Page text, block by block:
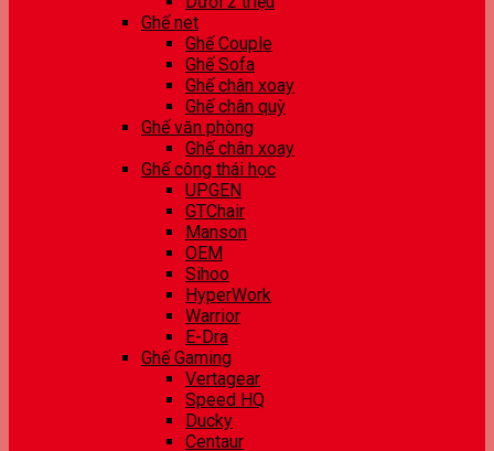
Ghế net
Ghế Couple
Ghế Sofa
Ghế chân xoay
Ghế chân quỳ
Ghế văn phòng
Ghế chân xoay
Ghế công thái học
UPGEN
GTChair
Manson
OEM
Sihoo
HyperWork
Warrior
E-Dra
Ghế Gaming
Vertagear
Speed HQ
Ducky
Centaur